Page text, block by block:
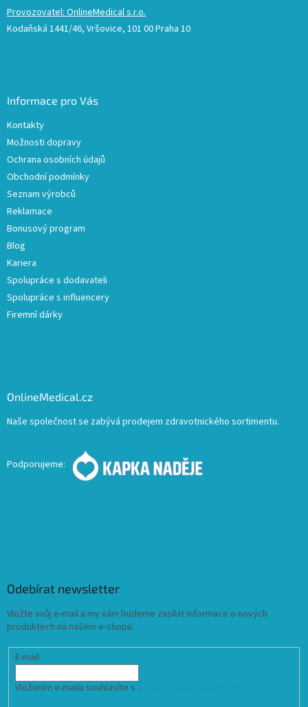
Provozovatel: OnlineMedical s.r.o.
Kodaňská 1441/46, Vršovice, 101 00 Praha 10
Informace pro Vás
Kontakty
Možnosti dopravy
Ochrana osobních údajů
Obchodní podmínky
Seznam výrobců
Reklamace
Bonusový program
Blog
Kariera
Spolupráce s dodavateli
Spolupráce s influencery
Firemní dárky
OnlineMedical.cz
Naše společnost se zabývá prodejem zdravotnického sortimentu.
Podporujeme:
Odebírat newsletter
Vložte svůj e-mail a my vám budeme zasílat informace o nových
produktech na našem e-shopu.
E-mail
Vložením e-mailu souhlasíte s